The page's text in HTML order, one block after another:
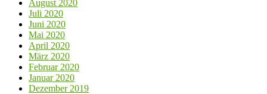
August 2020
Juli 2020
Juni 2020
Mai 2020
April 2020
März 2020
Februar 2020
Januar 2020
Dezember 2019